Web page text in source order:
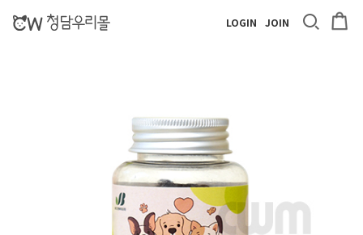
LOGIN JOIN